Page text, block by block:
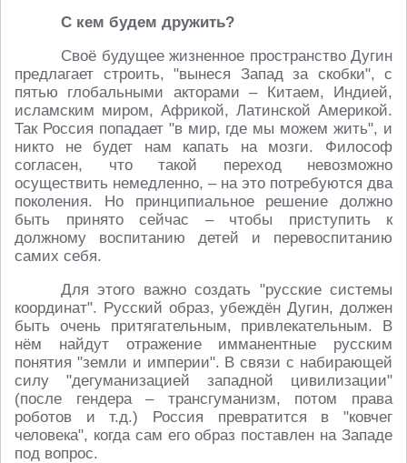
С кем будем дружить?
Своё будущее жизненное пространство Дугин
предлагает строить, "вынеся Запад за скобки", с
пятью глобальными акторами – Китаем, Индией,
исламским миром, Африкой, Латинской Америкой.
Так Россия попадает "в мир, где мы можем жить", и
никто не будет нам капать на мозги. Философ
согласен, что такой переход невозможно
осуществить немедленно, – на это потребуются два
поколения. Но принципиальное решение должно
быть принято сейчас – чтобы приступить к
должному воспитанию детей и перевоспитанию
самих себя.
Для этого важно создать "русские системы
координат". Русский образ, убеждён Дугин, должен
быть очень притягательным, привлекательным. В
нём найдут отражение имманентные русским
понятия "земли и империи". В связи с набирающей
силу "дегуманизацией западной цивилизации"
(после гендера – трансгуманизм, потом права
роботов и т.д.) Россия превратится в "ковчег
человека", когда сам его образ поставлен на Западе
под вопрос.